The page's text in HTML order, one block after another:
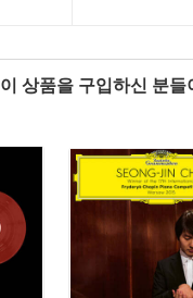
이 상품을 구입하신 분